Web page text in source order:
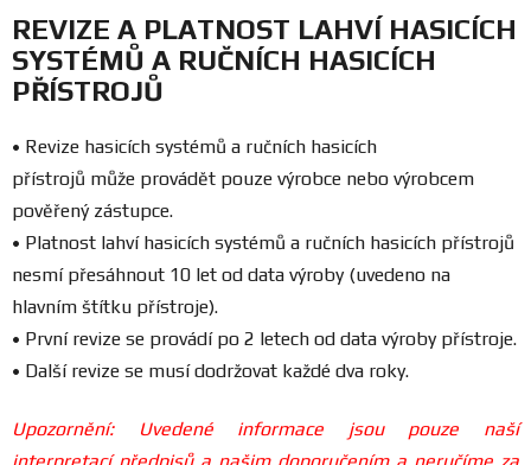
REVIZE A PLATNOST LAHVÍ HASICÍCH
SYSTÉMŮ A RUČNÍCH HASICÍCH
PŘÍSTROJŮ
• Revize hasicích systémů a ručních hasicích
přístrojů může provádět pouze výrobce nebo výrobcem
pověřený zástupce.
• Platnost lahví hasicích systémů a ručních hasicích přístrojů
nesmí přesáhnout 10 let od data výroby (uvedeno na
hlavním štítku přístroje).
• První revize se provádí po 2 letech od data výroby přístroje.
• Další revize se musí dodržovat každé dva roky.
Upozornění: Uvedené informace jsou pouze naší
interpretací předpisů a našim doporučením a neručíme za